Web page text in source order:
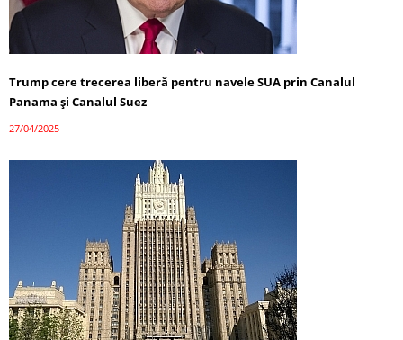
Trump cere trecerea liberă pentru navele SUA prin Canalul
Panama și Canalul Suez
27/04/2025